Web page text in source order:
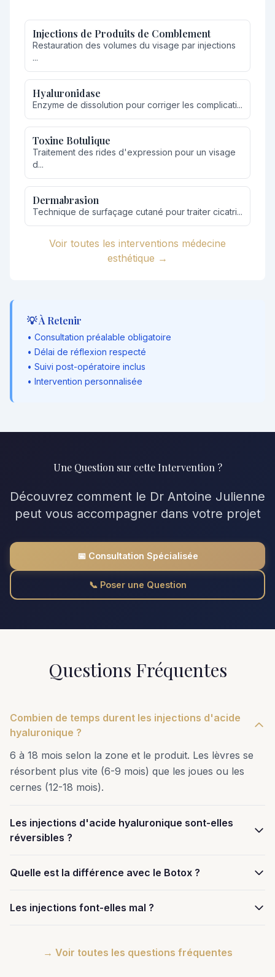
Injections de Produits de Comblement
Restauration des volumes du visage par injections
...
Hyaluronidase
Enzyme de dissolution pour corriger les complicati...
Toxine Botulique
Traitement des rides d'expression pour un visage
d...
Dermabrasion
Technique de surfaçage cutané pour traiter cicatri...
Voir toutes les interventions médecine
esthétique →
💡 À Retenir
• Consultation préalable obligatoire
• Délai de réflexion respecté
• Suivi post-opératoire inclus
• Intervention personnalisée
Une Question sur cette Intervention ?
Découvrez comment le Dr Antoine Julienne
peut vous accompagner dans votre projet
📅 Consultation Spécialisée
📞 Poser une Question
Questions Fréquentes
Combien de temps durent les injections d'acide
hyaluronique ?
6 à 18 mois selon la zone et le produit. Les lèvres se
résorbent plus vite (6-9 mois) que les joues ou les
cernes (12-18 mois).
Les injections d'acide hyaluronique sont-elles
réversibles ?
Quelle est la différence avec le Botox ?
Les injections font-elles mal ?
→ Voir toutes les questions fréquentes